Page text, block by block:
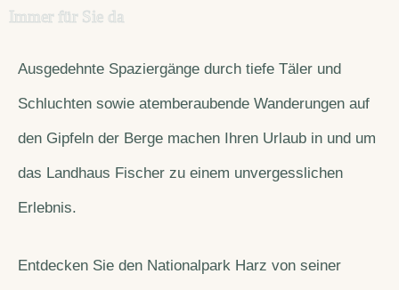
Immer für Sie da
Ausgedehnte Spaziergänge durch tiefe Täler und
Schluchten sowie atemberaubende Wanderungen auf
den Gipfeln der Berge machen Ihren Urlaub in und um
das Landhaus Fischer zu einem unvergesslichen
Erlebnis.
Entdecken Sie den Nationalpark Harz von seiner